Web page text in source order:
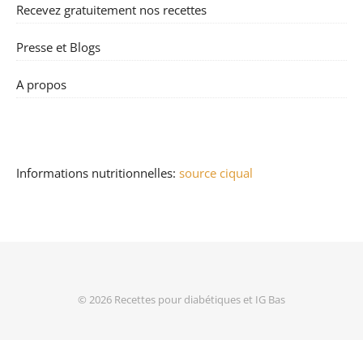
Recevez gratuitement nos recettes
Presse et Blogs
A propos
Informations nutritionnelles: source ciqual
© 2026 Recettes pour diabétiques et IG Bas